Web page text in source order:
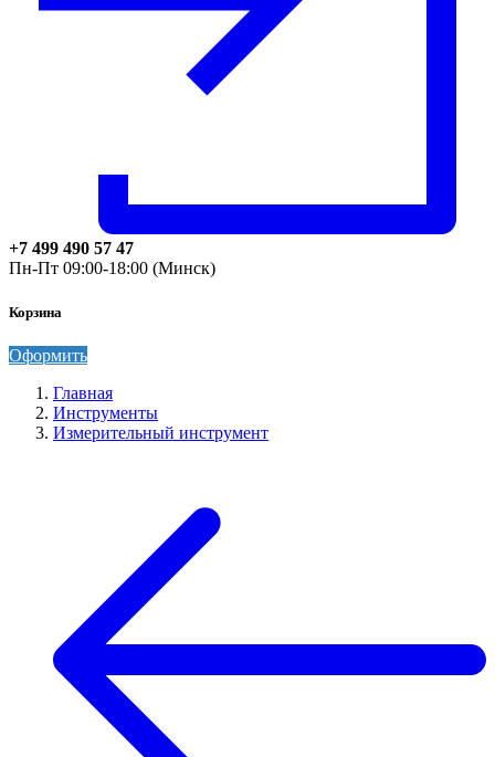
+7 499 490 57 47
Пн-Пт 09:00-18:00 (Минск)
Корзина
Оформить
Главная
Инструменты
Измерительный инструмент